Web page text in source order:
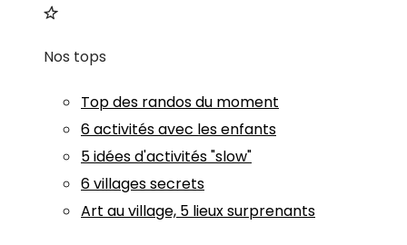
Nos tops
Top des randos du moment
6 activités avec les enfants
5 idées d'activités "slow"
6 villages secrets
Art au village, 5 lieux surprenants